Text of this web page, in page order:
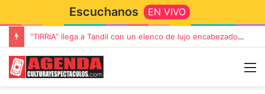
Escuchanos EN VIVO
“TIRRIA” llega a Tandil con un elenco de lujo encabezado por Capusotto, Spregelburd y Stefani